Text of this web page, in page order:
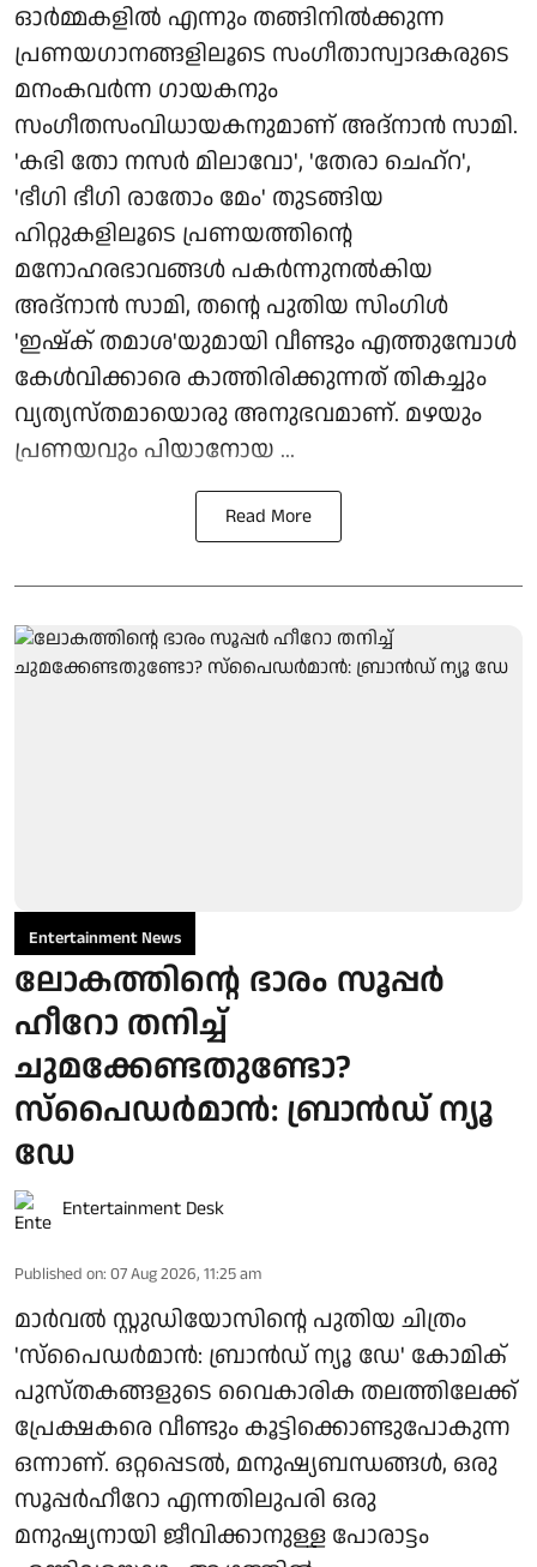
ഓർമ്മകളിൽ എന്നും തങ്ങിനിൽക്കുന്ന
പ്രണയഗാനങ്ങളിലൂടെ സംഗീതാസ്വാദകരുടെ
മനംകവർന്ന ഗായകനും
സംഗീതസംവിധായകനുമാണ് അദ്നാൻ സാമി.
'കഭി തോ നസർ മിലാവോ', 'തേരാ ചെഹ്റ',
'ഭീഗി ഭീഗി രാതോം മേം' തുടങ്ങിയ
ഹിറ്റുകളിലൂടെ പ്രണയത്തിന്റെ
മനോഹരഭാവങ്ങൾ പകർന്നുനൽകിയ
അദ്നാൻ സാമി, തന്റെ പുതിയ സിംഗിൾ
'ഇഷ്ക് തമാശ'യുമായി വീണ്ടും എത്തുമ്പോൾ
കേൾവിക്കാരെ കാത്തിരിക്കുന്നത് തികച്ചും
വ്യത്യസ്തമായൊരു അനുഭവമാണ്. മഴയും
പ്രണയവും പിയാനോയ ...
Read More
Entertainment News
ലോകത്തിന്റെ ഭാരം സൂപ്പർ
ഹീറോ തനിച്ച്
ചുമക്കേണ്ടതുണ്ടോ?
സ്പൈഡർമാൻ: ബ്രാൻഡ് ന്യൂ
ഡേ
Entertainment Desk
Published on: 07 Aug 2026, 11:25 am
മാർവൽ സ്റ്റുഡിയോസിന്റെ പുതിയ ചിത്രം
'സ്പൈഡർമാൻ: ബ്രാൻഡ് ന്യൂ ഡേ' കോമിക്
പുസ്തകങ്ങളുടെ വൈകാരിക തലത്തിലേക്ക്
പ്രേക്ഷകരെ വീണ്ടും കൂട്ടിക്കൊണ്ടുപോകുന്ന
ഒന്നാണ്. ഒറ്റപ്പെടൽ, മനുഷ്യബന്ധങ്ങൾ, ഒരു
സൂപ്പർഹീറോ എന്നതിലുപരി ഒരു
മനുഷ്യനായി ജീവിക്കാനുള്ള പോരാട്ടം